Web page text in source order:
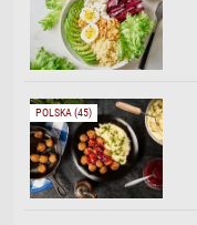
POLSKA (45)